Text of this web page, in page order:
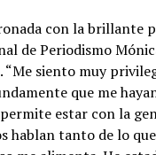
con la brillante
de Periodismo
“Me siento muy
que me
estar con la
hablan tanto de lo